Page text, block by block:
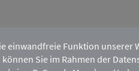
einwandfreie Funktion unserer
Sie im Rahmen der